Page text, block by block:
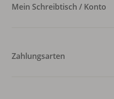
Mein Schreibtisch / Konto
Zahlungsarten